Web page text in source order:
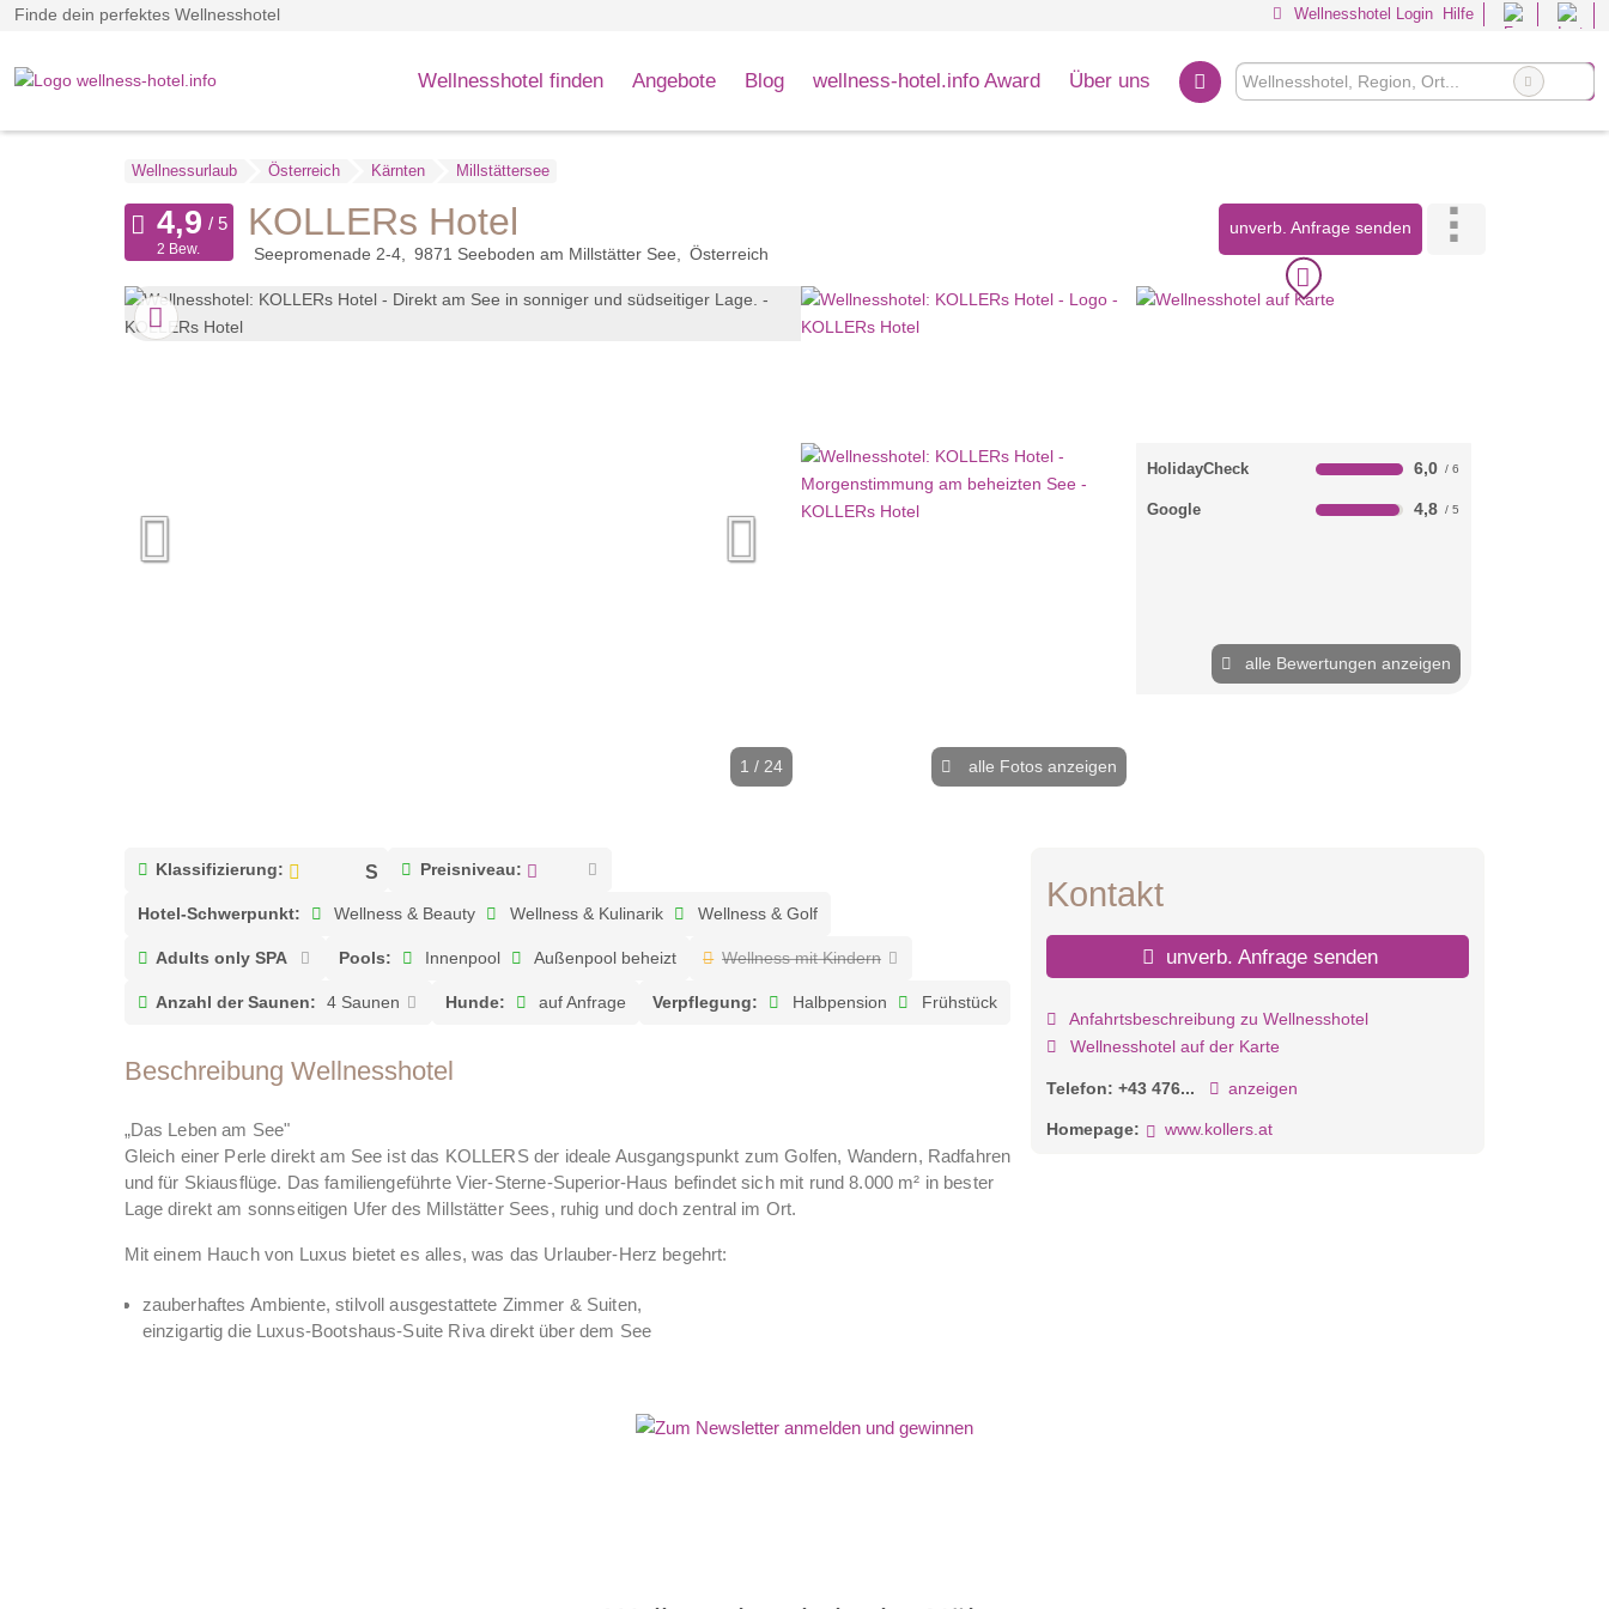
Finde dein perfektes Wellnesshotel Wellnesshotel Login Hilfe
Wellnesshotel finden Angebote Blog wellness-hotel.info Award Über uns
Wellnessurlaub Österreich Kärnten Millstättersee
KOLLERs Hotel
Seepromenade 2-4 9871 Seeboden am Millstätter See Österreich
unverb. Anfrage senden
2 Bew.
1 / 24 alle Fotos anzeigen
HolidayCheck 6,0
Google 4,8
alle Bewertungen anzeigen
Klassifizierung: Preisniveau:
Hotel-Schwerpunkt: Wellness & Beauty Wellness & Kulinarik Wellness & Golf
Adults only SPA Pools: Innenpool Außenpool beheizt Wellness mit Kindern
Anzahl der Saunen: 4 Saunen Hunde: auf Anfrage Verpflegung: Halbpension Frühstück
Beschreibung Wellnesshotel
„Das Leben am See"
Gleich einer Perle direkt am See ist das KOLLERS der ideale Ausgangspunkt zum Golfen, Wandern, Radfahren
und für Skiausflüge. Das familiengeführte Vier-Sterne-Superior-Haus befindet sich mit rund 8.000 m² in bester
Lage direkt am sonnseitigen Ufer des Millstätter Sees, ruhig und doch zentral im Ort.
Mit einem Hauch von Luxus bietet es alles, was das Urlauber-Herz begehrt:
zauberhaftes Ambiente, stilvoll ausgestattete Zimmer & Suiten,
einzigartig die Luxus-Bootshaus-Suite Riva direkt über dem See
KOLLERs SPA – großzügig und edel konzipiert: Innen- & Außenpools, Saunen, Fitnessraum,
Kontakt
unverb. Anfrage senden
Anfahrtsbeschreibung zu Wellnesshotel
Wellnesshotel auf der Karte
Telefon:+43 476... anzeigen
Homepage: www.kollers.at